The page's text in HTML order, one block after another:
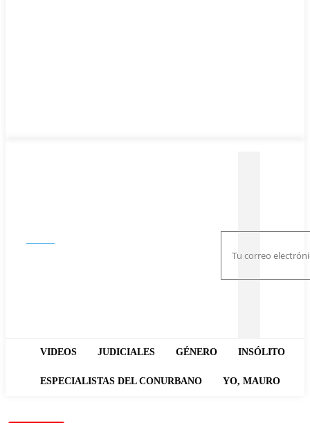
VIDEOS JUDICIALES GÉNERO INSÓLITO
ESPECIALISTAS DEL CONURBANO YO, MAURO